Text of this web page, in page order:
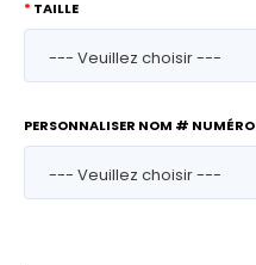
TAILLE
PERSONNALISER NOM # NUMÉRO